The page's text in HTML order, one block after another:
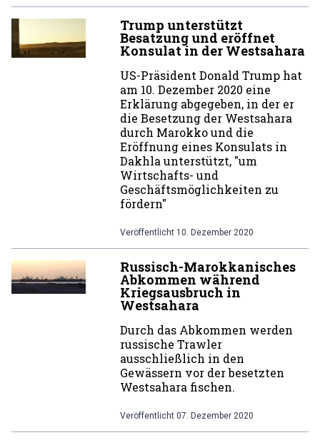
Trump unterstützt
Besatzung und eröffnet
Konsulat in der Westsahara
US-Präsident Donald Trump hat
am 10. Dezember 2020 eine
Erklärung abgegeben, in der er
die Besetzung der Westsahara
durch Marokko und die
Eröffnung eines Konsulats in
Dakhla unterstützt, "um
Wirtschafts- und
Geschäftsmöglichkeiten zu
fördern"
Veröffentlicht 10. Dezember 2020
Russisch-Marokkanisches
Abkommen während
Kriegsausbruch in
Westsahara
Durch das Abkommen werden
russische Trawler
ausschließlich in den
Gewässern vor der besetzten
Westsahara fischen.
Veröffentlicht 07. Dezember 2020